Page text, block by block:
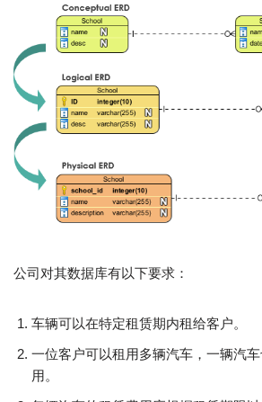
公司对其数据库有以下要求：
车辆可以在特定租赁期内租给客户。
一位客户可以租用多辆汽车，一辆汽
用。